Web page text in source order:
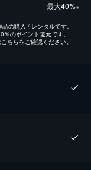
最⼤40%※
の購入 / レンタルです。
のポイント還元です。
こちらをご確認ください。